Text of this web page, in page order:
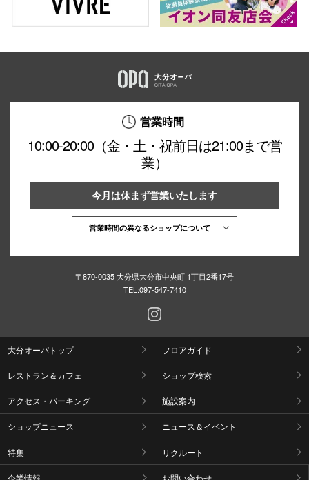
営業時間
10:00-20:00（金・土・祝前日は21:00まで営
業）
今月は休まず営業いたします
営業時間の異なるショップについて
〒870-0035 大分県大分市中央町 1丁目2番17号
TEL:097-547-7410
大分オーパトップ フロアガイド
レストラン＆カフェ ショップ検索
アクセス・パーキング 施設案内
ショップニュース ニュース＆イベント
特集 リクルート
企業情報 お問い合わせ